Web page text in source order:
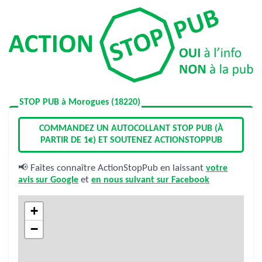
STOP PUB à Morogues (18220)
COMMANDEZ UN AUTOCOLLANT STOP PUB (À
PARTIR DE 1€) ET SOUTENEZ ACTIONSTOPPUB
📢 Faîtes connaître ActionStopPub en laissantvotre
avis sur Google eten nous suivant sur Facebook
+
−